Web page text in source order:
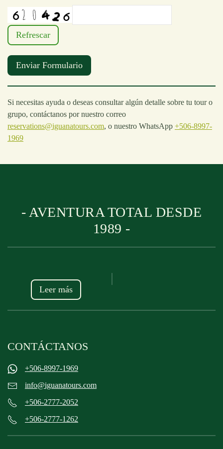
Refrescar
Enviar Formulario
Si necesitas ayuda o deseas consultar algún detalle sobre tu tour o
grupo, contáctanos por nuestro correo
reservations@iguanatours.com, o nuestro WhatsApp +506-8997-
1969
- AVENTURA TOTAL DESDE
1989 -
Leer más
CONTÁCTANOS
+506-8997-1969
info@iguanatours.com
+506-2777-2052
+506-2777-1262